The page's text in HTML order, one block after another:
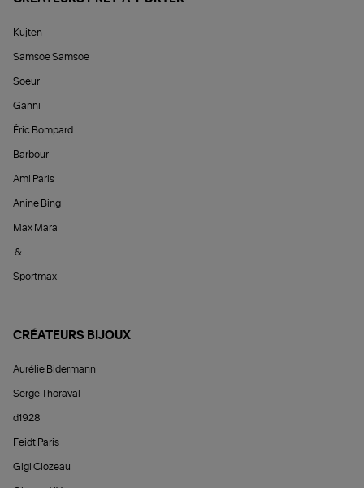
Kujten
Samsoe Samsoe
Soeur
Ganni
Éric Bompard
Barbour
Ami Paris
Anine Bing
Max Mara
&
Sportmax
CRÉATEURS BIJOUX
Aurélie Bidermann
Serge Thoraval
d1928
Feidt Paris
Gigi Clozeau